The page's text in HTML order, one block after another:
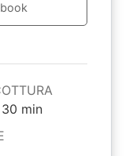
30 minuti
min